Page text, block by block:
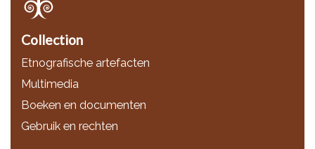
Collection
Etnografische artefacten
Multimedia
Boeken en documenten
Gebruik en rechten